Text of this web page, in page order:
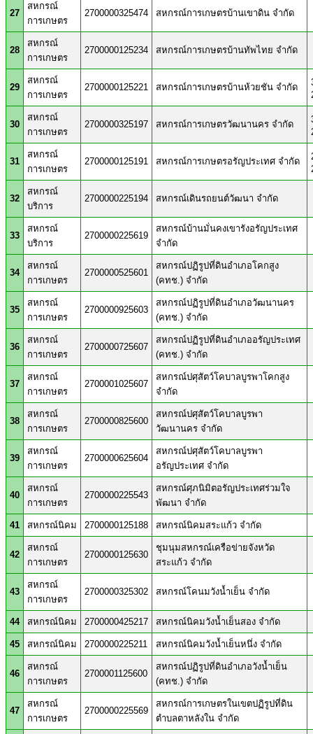
27
สหกรณ์
การเกษตร
2700000325474 สหกรณ์การเกษตรบ้านเขาดิน จำกัด
28
สหกรณ์
การเกษตร
2700000125234 สหกรณ์การเกษตรบ้านทัพไทย จำกัด
29
สหกรณ์
การเกษตร
2700000125221 สหกรณ์การเกษตรบ้านห้วยชัน จำกัด
30
สหกรณ์
การเกษตร
2700000325197 สหกรณ์การเกษตรวัฒนานคร จำกัด
31
สหกรณ์
การเกษตร
2700000125191 สหกรณ์การเกษตรอรัญประเทศ จำกัด
32
สหกรณ์
บริการ
2700000225194 สหกรณ์เดินรถยนต์วัฒนา จำกัด
33
สหกรณ์
บริการ
2700000225619
สหกรณ์บ้านมั่นคงเขารังอรัญประเทศ
จำกัด
34
สหกรณ์
การเกษตร
2700000525601
สหกรณ์ปฏิรูปที่ดินอำเภอโคกสูง
(คทช.) จำกัด
35
สหกรณ์
การเกษตร
2700000925603
สหกรณ์ปฏิรูปที่ดินอำเภอวัฒนานคร
(คทช.) จำกัด
36
สหกรณ์
การเกษตร
2700000725607
สหกรณ์ปฏิรูปที่ดินอำเภออรัญประเทศ
(คทช.) จำกัด
37
สหกรณ์
การเกษตร
2700001025607
สหกรณ์ปศุสัตว์โคบาลบูรพาโคกสูง
จำกัด
38
สหกรณ์
การเกษตร
2700000825600
สหกรณ์ปศุสัตว์โคบาลบูรพา
วัฒนานคร จำกัด
39
สหกรณ์
การเกษตร
2700000625604
สหกรณ์ปศุสัตว์โคบาลบูรพา
อรัญประเทศ จำกัด
40
สหกรณ์
การเกษตร
2700000225543
สหกรณ์ศุภนิมิตอรัญประเทศร่วมใจ
พัฒนา จำกัด
41 สหกรณ์นิคม 2700000125188 สหกรณ์นิคมสระแก้ว จำกัด
42
สหกรณ์
การเกษตร
2700000125630
ชุมนุมสหกรณ์เครือข่ายจังหวัด
สระแก้ว จำกัด
43
สหกรณ์
การเกษตร
2700000325302 สหกรณ์โคนมวังน้ำเย็น จำกัด
44 สหกรณ์นิคม 2700000425217 สหกรณ์นิคมวังน้ำเย็นสอง จำกัด
45 สหกรณ์นิคม 2700000225211 สหกรณ์นิคมวังน้ำเย็นหนึ่ง จำกัด
46
สหกรณ์
การเกษตร
2700001125600
สหกรณ์ปฏิรูปที่ดินอำเภอวังน้ำเย็น
(คทช.) จำกัด
47
สหกรณ์
การเกษตร
2700000225569
สหกรณ์การเกษตรในเขตปฏิรูปที่ดิน
ตำบลตาหลังใน จำกัด